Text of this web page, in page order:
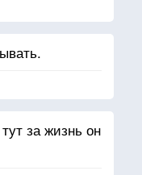
не всегда
за жизнь он